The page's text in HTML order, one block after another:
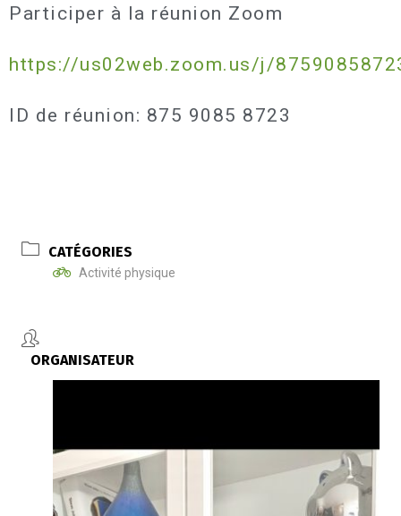
Participer à la réunion Zoom
https://us02web.zoom.us/j/
ID de réunion: 875 9085 8723
CATÉGORIES
Activité physique
ORGANISATEUR